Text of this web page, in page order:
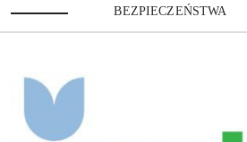
BEZPIECZEŃSTWA